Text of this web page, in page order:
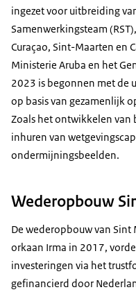
ingezet voor uitbreiding
Samenwerkingsteam
Curaçao, Sint-Maarten en
Ministerie Aruba en het
2023 is begonnen met de
op basis van gezamenlijk
Zoals het ontwikkelen van
inhuren van
ondermijningsbeelden.
Wederopbouw
De wederopbouw van
orkaan Irma in 2017,
investeringen via het
gefinancierd door